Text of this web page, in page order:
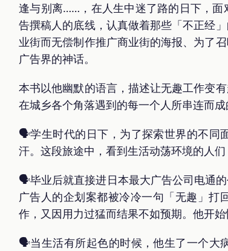
逢与别离……，在人生中迷了路的日下，面
告撰稿人的底线，认真做着那些「不正经
业街而无偿制作推广商业街的海报、为了
广告界的神话。
本书以他幽默的语言，描述让无趣工作变
在城乡各个角落遇到的每一个人所串连而成
🗣学生时代的日下，为了探索世界的不同
汗。这段旅途中，看到生活动荡环境的人们
🗣毕业后就直接进日本最大广告公司电通
广告人的企划案都被冷冷一句「无趣」打
作，又因用力过猛而结果不如预期。他开
🗣当生活有所起色的时候，他生了一个大